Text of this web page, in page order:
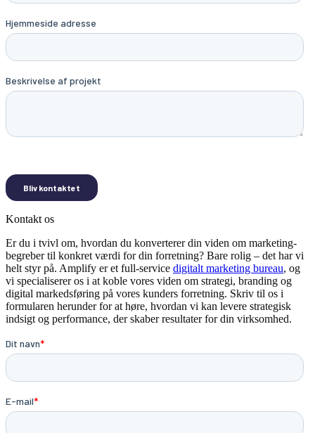
Kontakt os
Er du i tvivl om, hvordan du konverterer din viden om marketing-
begreber til konkret værdi for din forretning? Bare rolig – det har vi
helt styr på. Amplify er et full-service digitalt marketing bureau, og
vi specialiserer os i at koble vores viden om strategi, branding og
digital markedsføring på vores kunders forretning. Skriv til os i
formularen herunder for at høre, hvordan vi kan levere strategisk
indsigt og performance, der skaber resultater for din virksomhed.